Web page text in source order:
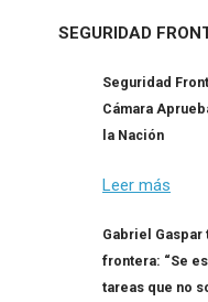
SEGURIDAD
Seguridad
Cámara
la Nación
Leer más
Gabriel Gaspar
frontera: “Se
tareas que no